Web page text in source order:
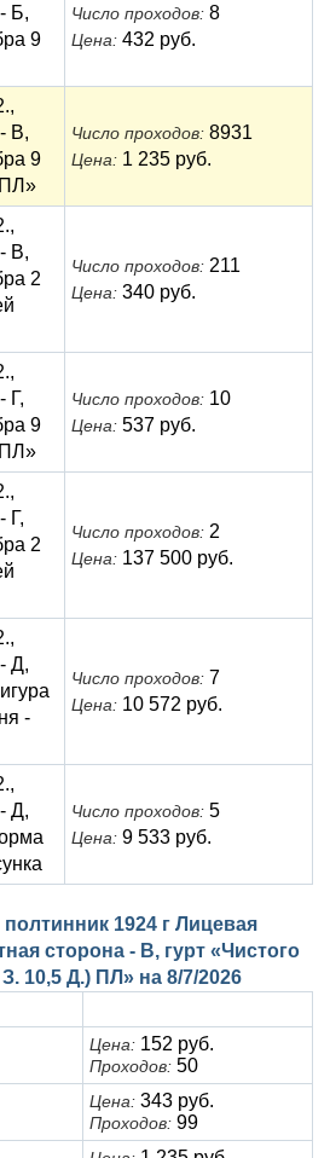
Б,
9
Число проходов: 8
Цена: 432 руб.
В,
9
Число проходов: 8931
Цена: 1 235 руб.
В,
2
Число проходов: 211
Цена: 340 руб.
Г,
9
Число проходов: 10
Цена: 537 руб.
Г,
2
Число проходов: 2
Цена: 137 500 руб.
Д,
-
Число проходов: 7
Цена: 10 572 руб.
Д,
Число проходов: 5
Цена: 9 533 руб.
1924 г Лицевая
сторона - В, гурт «Чистого
10,5 Д.) ПЛ» на 8/7/2026
Цена: 152 руб.
Проходов: 50
Цена: 343 руб.
Проходов: 99